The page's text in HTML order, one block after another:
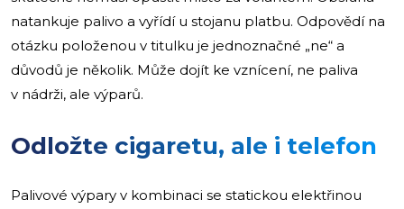
natankuje palivo a vyřídí u stojanu platbu. Odpovědí na
otázku položenou v titulku je jednoznačné „ne“ a
důvodů je několik. Může dojít ke vznícení, ne paliva
v nádrži, ale výparů.
Odložte cigaretu, ale i telefon
Palivové výpary v kombinaci se statickou elektřinou